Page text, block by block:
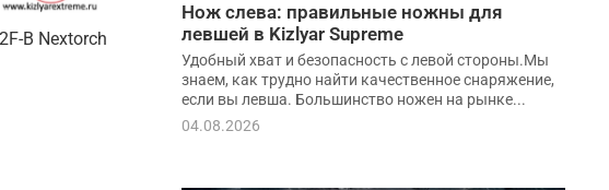
B Nextorch
Нож слева: правильные ножны для
левшей в Kizlyar Supreme
Удобный хват и безопасность с левой стороны.Мы
знаем, как трудно найти качественное снаряжение,
если вы левша. Большинство ножен на рынке...
04.08.2026